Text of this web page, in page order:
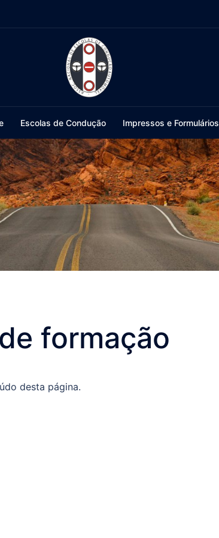
Escolas de Condução Impressos e Formulários
formação
desta página.